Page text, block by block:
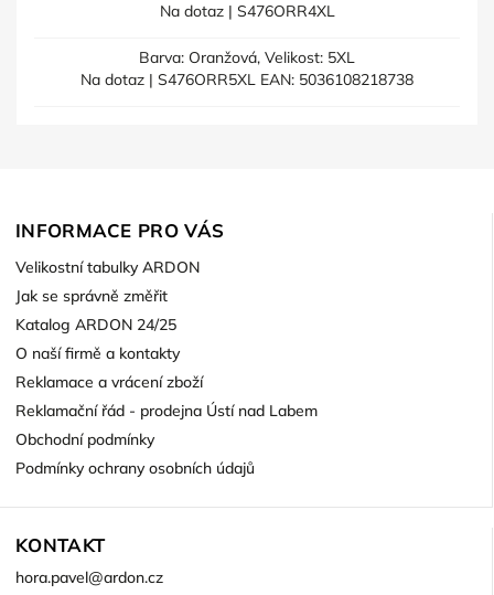
Na dotaz | S476ORR4XL
Barva: Oranžová, Velikost: 5XL
Na dotaz | S476ORR5XL EAN: 5036108218738
INFORMACE PRO VÁS
Velikostní tabulky ARDON
Jak se správně změřit
Katalog ARDON 24/25
O naší firmě a kontakty
Reklamace a vrácení zboží
Reklamační řád - prodejna Ústí nad Labem
Obchodní podmínky
Podmínky ochrany osobních údajů
KONTAKT
hora.pavel@ardon.cz